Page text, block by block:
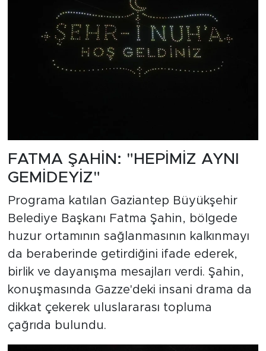
FATMA ŞAHİN: "HEPİMİZ AYNI
GEMİDEYİZ"
Programa katılan Gaziantep Büyükşehir
Belediye Başkanı Fatma Şahin, bölgede
huzur ortamının sağlanmasının kalkınmayı
da beraberinde getirdiğini ifade ederek,
birlik ve dayanışma mesajları verdi. Şahin,
konuşmasında Gazze'deki insani drama da
dikkat çekerek uluslararası topluma
çağrıda bulundu.